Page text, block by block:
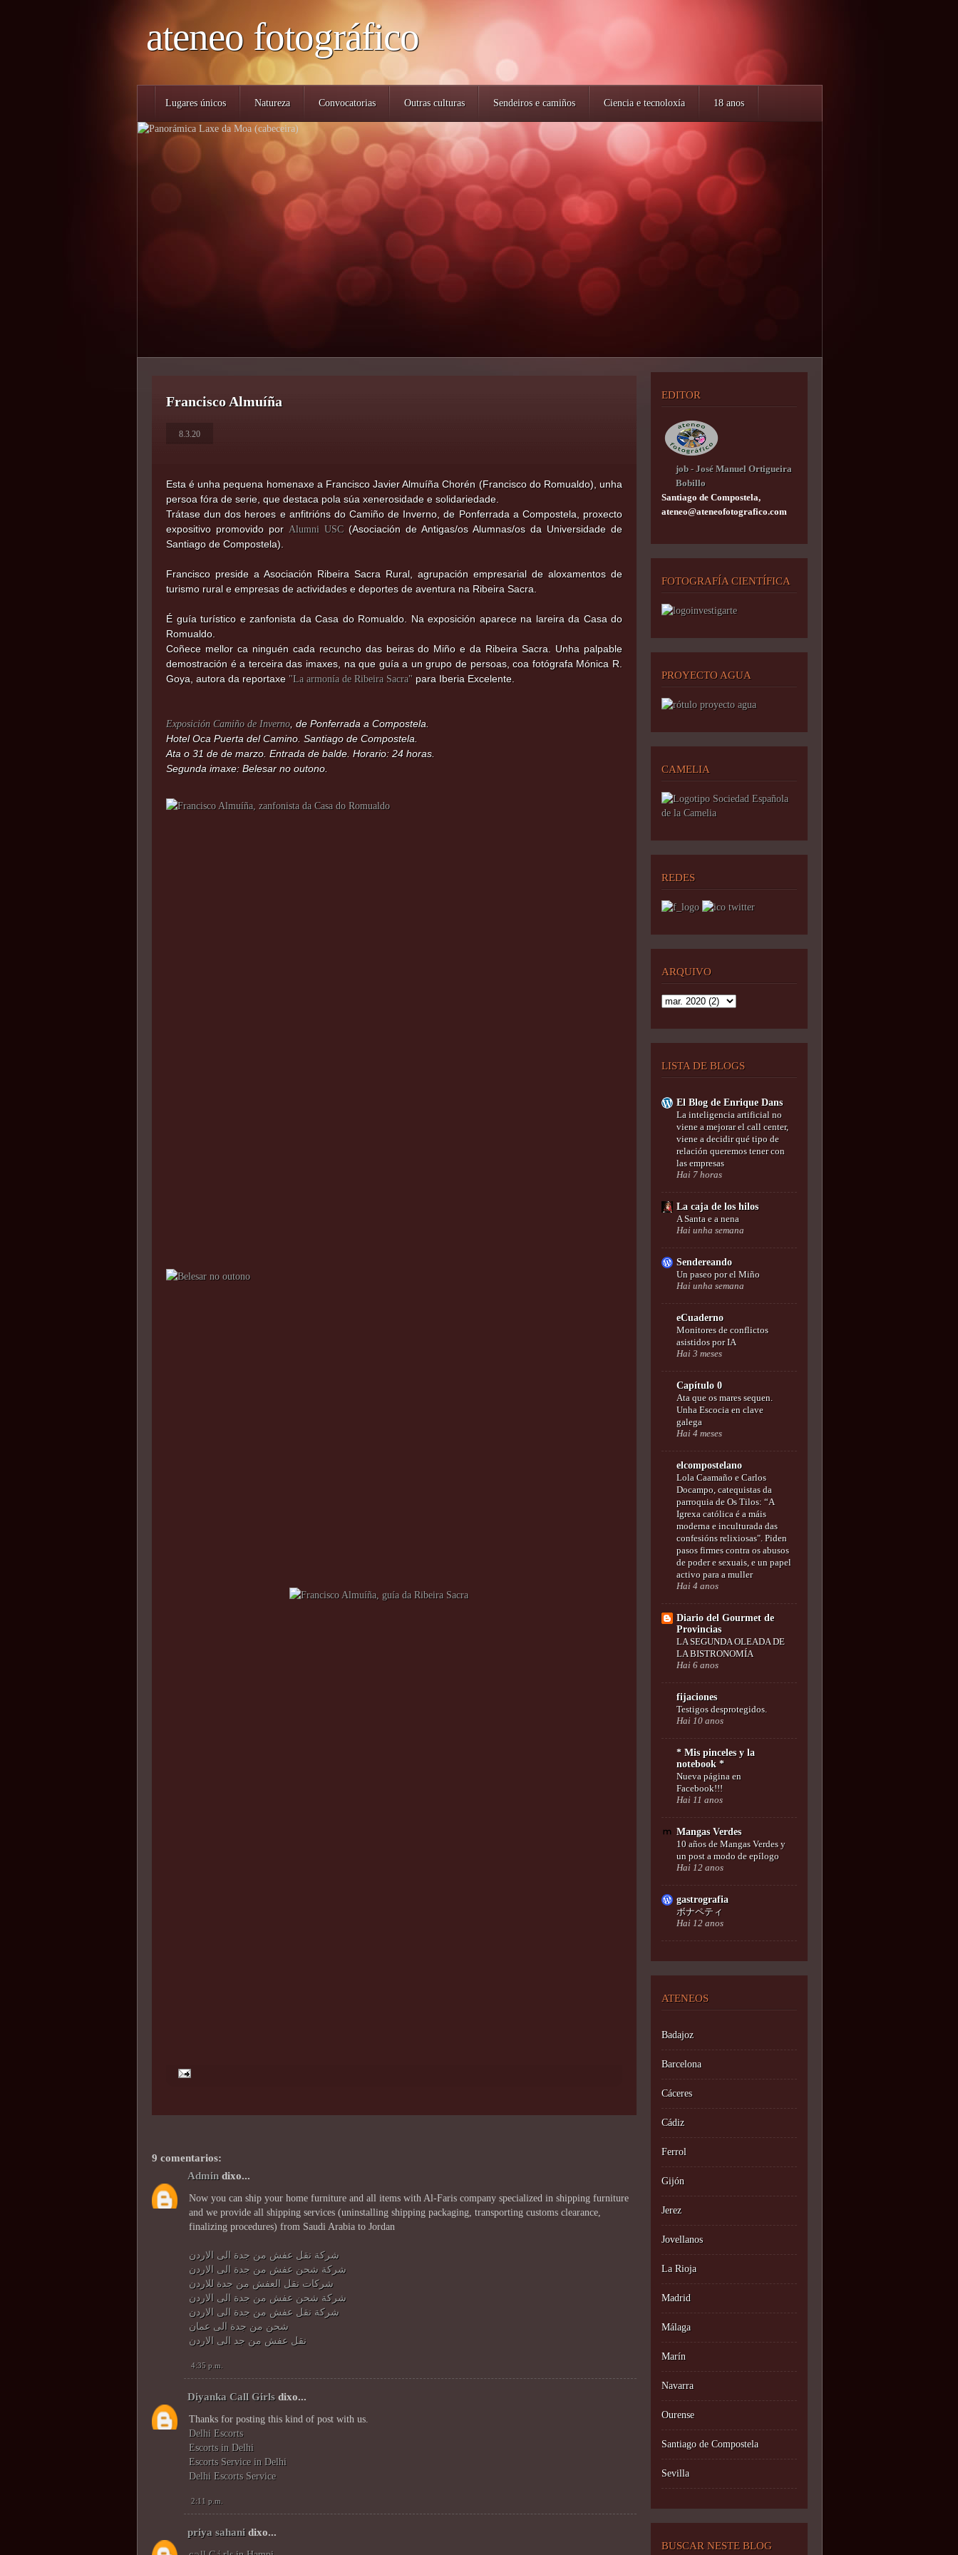
ateneo fotográfico
Lugares únicos Natureza Convocatorias Outras culturas Sendeiros e camiños Ciencia e tecnoloxía 18 anos
Francisco Almuíña
8.3.20
Esta é unha pequena homenaxe a Francisco Javier Almuíña Chorén (Francisco do Romualdo), unha
persoa fóra de serie, que destaca pola súa xenerosidade e solidariedade.
Trátase dun dos heroes e anfitrións do Camiño de Inverno, de Ponferrada a Compostela, proxecto
expositivo promovido por Alumni USC(Asociación de Antigas/os Alumnas/os da Universidade de
Santiago de Compostela).
Francisco preside a Asociación Ribeira Sacra Rural,
agrupación empresarial de aloxamentos de
turismo rural e empresas de actividades e deportes de aventura na Ribeira Sacra.
É guía turístico e zanfonista da Casa do Romualdo.
Na exposición aparece na lareira da Casa do
Romualdo.
Coñece mellor ca ninguén cada recuncho das beiras do Miño e da Ribeira Sacra. Unha palpable
demostración é a terceira das imaxes, na que guía a un grupo de persoas, coa fotógrafa Mónica R.
Goya, autora da reportaxe "La armonía de Ribeira Sacra" para Iberia Excelente.
Exposición Camiño de Inverno, de Ponferrada a Compostela.
Hotel Oca Puerta del Camino. Santiago de Compostela.
Ata o 31 de de marzo. Entrada de balde. Horario: 24 horas.
Segunda imaxe: Belesar no outono.
9 comentarios:
Admindixo...
Now you can ship your home furniture and all items with Al-Faris company specialized in shipping furniture
and we provide all shipping services (uninstalling shipping packaging, transporting customs clearance,
finalizing procedures) from Saudi Arabia to Jordan
شركة نقل عفش من جدة الى الاردن
شركة شحن عفش من جدة الى الاردن
شركات نقل العفش من جدة للاردن
شركة شحن عفش من جدة الى الاردن
شركة نقل عفش من جدة الى الاردن
شحن من جدة الى عمان
نقل عفش من جد الى الاردن
4:35 p.m.
Diyanka Call Girlsdixo...
Thanks for posting this kind of post with us.
Delhi Escorts
Escorts in Delhi
Escorts Service in Delhi
Delhi Escorts Service
2:11 p.m.
priya sahani dixo...
EDITOR
job - José Manuel Ortigueira
Bobillo
Santiago de Compostela,
ateneo@ateneofotografico.com
FOTOGRAFÍA CIENTÍFICA
PROYECTO AGUA
CAMELIA
REDES
ARQUIVO
LISTA DE BLOGS
El Blog de Enrique Dans
La inteligencia artificial no
viene a mejorar el call center,
viene a decidir qué tipo de
relación queremos tener con
las empresas
Hai 7 horas
La caja de los hilos
A Santa e a nena
Hai unha semana
Sendereando
Un paseo por el Miño
Hai unha semana
eCuaderno
Monitores de conflictos
asistidos por IA
Hai 3 meses
Capítulo 0
Ata que os mares sequen.
Unha Escocia en clave
galega
Hai 4 meses
elcompostelano
Lola Caamaño e Carlos
Docampo, catequistas da
parroquia de Os Tilos: “A
Igrexa católica é a máis
moderna e inculturada das
confesións relixiosas". Piden
pasos firmes contra os abusos
de poder e sexuais, e un papel
activo para a muller
Hai 4 anos
Diario del Gourmet de
Provincias
LA SEGUNDA OLEADA DE
LA BISTRONOMÍA
Hai 6 anos
fijaciones
Testigos desprotegidos.
Hai 10 anos
* Mis pinceles y la
notebook *
Nueva página en
Facebook!!!
Hai 11 anos
Mangas Verdes
10 años de Mangas Verdes y
un post a modo de epílogo
Hai 12 anos
gastrografia
ボナペティ
Hai 12 anos
ATENEOS
Badajoz
Barcelona
Cáceres
Cádiz
Ferrol
Gijón
Jerez
Jovellanos
La Rioja
Madrid
Málaga
Marín
Navarra
Ourense
Santiago de Compostela
Sevilla
BUSCAR NESTE BLOG